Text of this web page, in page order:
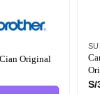
Original
S/